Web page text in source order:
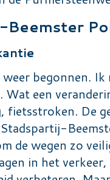
Beemster
begonnen.
een
fietsstroken. De
de wegen zo
in het